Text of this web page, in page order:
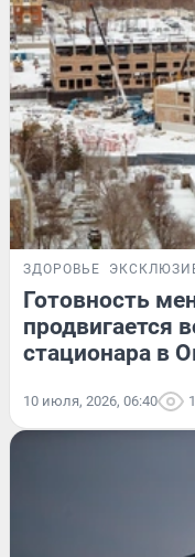
ЗДОРОВЬЕ
Готовность
продвигается
стационара в
10 июля, 2026, 06:40